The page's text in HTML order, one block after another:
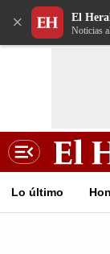
× El
Noticias
Lo último